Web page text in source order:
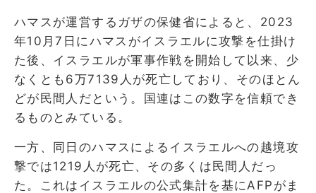
ハマスが運営するガザの保健省によると、2023
年10月7日にハマスがイスラエルに攻撃を仕掛け
た後、イスラエルが軍事作戦を開始して以来、少
なくとも6万7139人が死亡しており、そのほとん
どが民間人だという。国連はこの数字を信頼でき
るものとみている。
一方、同日のハマスによるイスラエルへの越境攻
撃では1219人が死亡、その多くは民間人だっ
た。これはイスラエルの公式集計を基にAFPがま